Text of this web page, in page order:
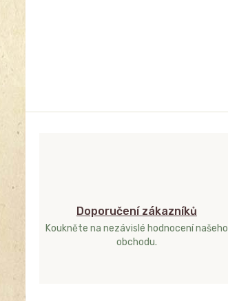
Doporučení zákazníků
Koukněte na nezávislé hodnocení našeho
obchodu.